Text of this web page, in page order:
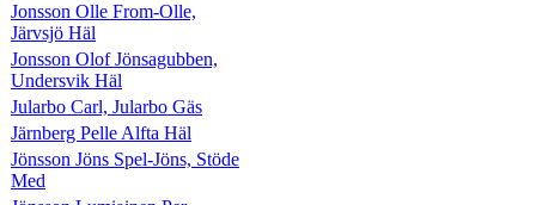
Jonsson Olle From-Olle,
Järvsjö Häl
Jonsson Olof Jönsagubben,
Undersvik Häl
Jularbo Carl, Jularbo Gäs
Järnberg Pelle Alfta Häl
Jönsson Jöns Spel-Jöns, Stöde
Med